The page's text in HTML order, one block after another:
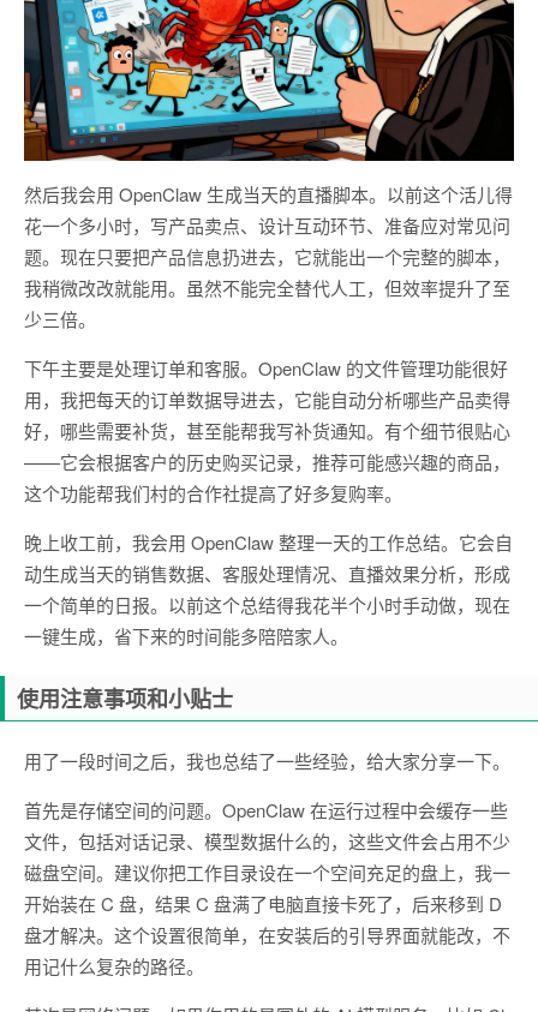
然后我会用 OpenClaw 生成当天的直播脚本。以前这个活儿得
花一个多小时，写产品卖点、设计互动环节、准备应对常见问
题。现在只要把产品信息扔进去，它就能出一个完整的脚本，
我稍微改改就能用。虽然不能完全替代人工，但效率提升了至
少三倍。
下午主要是处理订单和客服。OpenClaw 的文件管理功能很好
用，我把每天的订单数据导进去，它能自动分析哪些产品卖得
好，哪些需要补货，甚至能帮我写补货通知。有个细节很贴心
——它会根据客户的历史购买记录，推荐可能感兴趣的商品，
这个功能帮我们村的合作社提高了好多复购率。
晚上收工前，我会用 OpenClaw 整理一天的工作总结。它会自
动生成当天的销售数据、客服处理情况、直播效果分析，形成
一个简单的日报。以前这个总结得我花半个小时手动做，现在
一键生成，省下来的时间能多陪陪家人。
使用注意事项和小贴士
用了一段时间之后，我也总结了一些经验，给大家分享一下。
首先是存储空间的问题。OpenClaw 在运行过程中会缓存一些
文件，包括对话记录、模型数据什么的，这些文件会占用不少
磁盘空间。建议你把工作目录设在一个空间充足的盘上，我一
开始装在 C 盘，结果 C 盘满了电脑直接卡死了，后来移到 D
盘才解决。这个设置很简单，在安装后的引导界面就能改，不
用记什么复杂的路径。